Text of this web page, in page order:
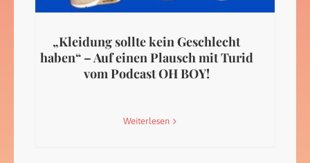
„Kleidung sollte kein Geschlecht
haben“ – Auf einen Plausch mit Turid
vom Podcast OH BOY!
Weiterlesen